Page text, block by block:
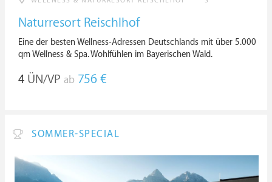
Naturresort Reischlhof
Eine der besten Wellness-Adressen Deutschlands mit über 5.000
qm Wellness & Spa. Wohlfühlen im Bayerischen Wald.
4 ÜN/VP ab 756 €
SOMMER-SPECIAL